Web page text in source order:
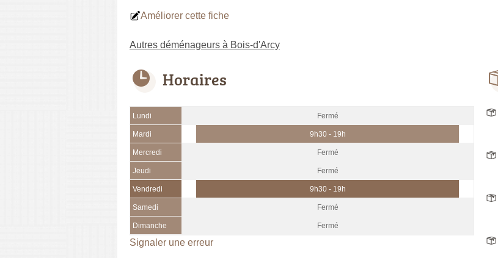
Améliorer cette fiche
Autres déménageurs à Bois-d'Arcy
Horaires
Lundi Fermé
Mardi 9h30 - 19h
Mercredi Fermé
Jeudi Fermé
Vendredi 9h30 - 19h
Samedi Fermé
Dimanche Fermé
Signaler une erreur